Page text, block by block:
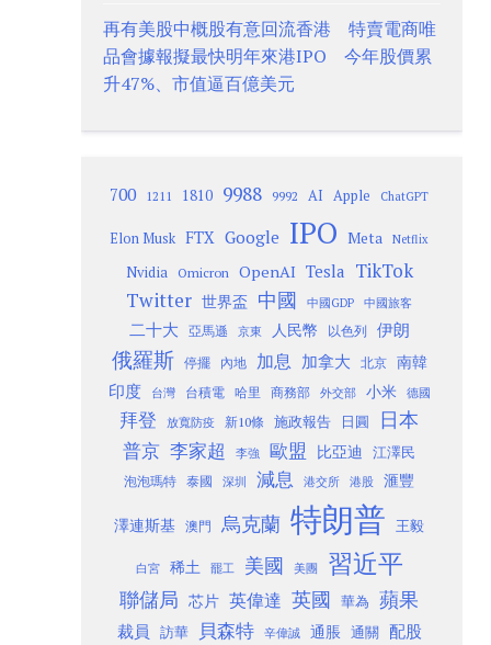
再有美股中概股有意回流香港 特賣電商唯
品會據報擬最快明年來港IPO 今年股價累
升47%、市值逼百億美元
700 1211 1810 9988 9992 AI Apple ChatGPT
Elon Musk FTX Google IPO Meta Netflix
Nvidia Omicron OpenAI Tesla TikTok
Twitter 世界盃 中國 中國GDP 中國旅客
二十大 亞馬遜 京東 人民幣 以色列 伊朗
俄羅斯 停擺 內地 加息 加拿大 北京
南韓
印度
台灣 台積電 哈里 商務部 外交部 小米 德國
拜登 放寬防疫 新10條 施政報告 日圓 日本
普京 李家超 李強 歐盟 比亞迪 江澤民
泡泡瑪特 泰國 深圳 減息 港交所 港股 滙豐
澤連斯基 澳門 烏克蘭 特朗普 王毅
白宮 稀土 罷工 美國 美團 習近平
聯儲局 芯片 英偉達 英國 華為 蘋果
裁員 訪華 貝森特 辛偉誠 通脹 通關 配股